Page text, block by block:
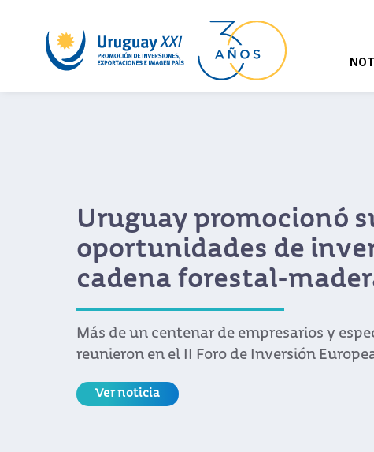
Uruguay promocionó
oportunidades de
cadena forestal-
Más de un centenar de empresarios y
reunieron en el II Foro de Inversión
Ver noticia